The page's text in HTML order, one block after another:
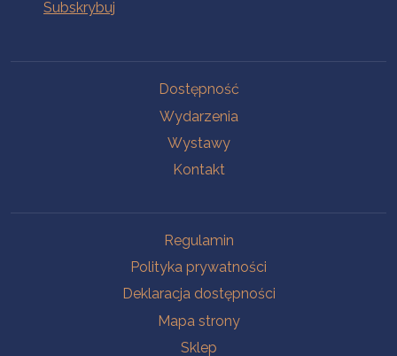
Dostępność
Wydarzenia
Wystawy
Kontakt
Regulamin
Polityka prywatności
Deklaracja dostępności
Mapa strony
Sklep